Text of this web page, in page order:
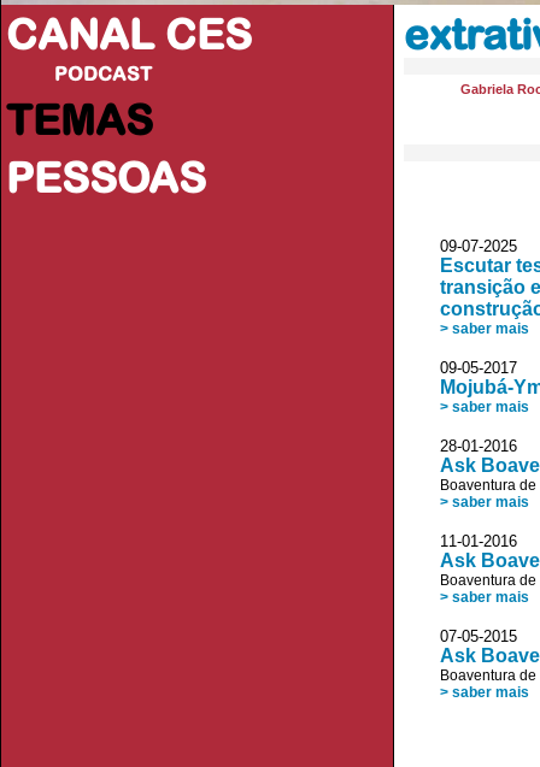
CANAL CES
PODCAST
TEMAS
PESSOAS
Gabriela
09-07-
Escutar
transição
> saber mais
09-05-
Mojubá-
> saber mais
28-01-
Ask
Boaventura
> saber mais
11-01-
Ask
Boaventura
> saber mais
07-05-
Ask
Boaventura
> saber mais